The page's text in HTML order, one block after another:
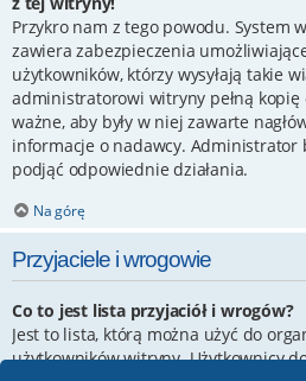
Przykro nam z tego powodu. System
zawiera zabezpieczenia
użytkowników, którzy wysyłają takie
administratorowi witryny pełną kopię
ważne, aby były w niej zawarte
informacje o nadawcy. Administrator
podjąć odpowiednie działania.
Na górę
Przyjaciele i wrogowie
Co to jest lista przyjaciół i wrogów?
Jest to lista, którą można użyć do
użytkowników witryny. Użytkownicy